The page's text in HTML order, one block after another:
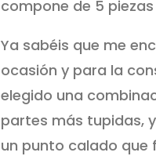
compone de 5
Ya sabéis que me
ocasión y para la
elegido una
partes más tupidas,
un punto calado que